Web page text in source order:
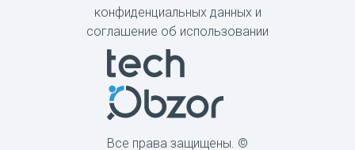
Все права защищены. ©
конфиденциальных данных и
соглашение об использовании